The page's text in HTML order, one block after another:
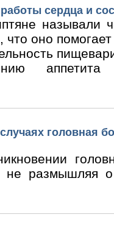
сердца и
называли
оно
головная
не размышляя о